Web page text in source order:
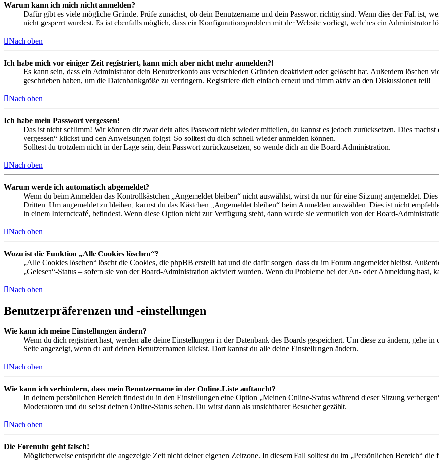
Warum kann ich mich nicht anmelden?
Dafür gibt es viele mögliche Gründe. Prüfe zunächst, ob dein Benutzername und dein Passwort richtig sind. Wenn dies der Fall ist,
nicht gesperrt wurdest. Es ist ebenfalls möglich, dass ein Konfigurationsproblem mit der Website vorliegt, welches ein Administrator
Nach oben
Ich habe mich vor einiger Zeit registriert, kann mich aber nicht mehr anmelden?!
Es kann sein, dass ein Administrator dein Benutzerkonto aus verschieden Gründen deaktiviert oder gelöscht hat. Außerdem löschen
geschrieben haben, um die Datenbankgröße zu verringern. Registriere dich einfach erneut und nimm aktiv an den Diskussionen teil!
Nach oben
Ich habe mein Passwort vergessen!
Das ist nicht schlimm! Wir können dir zwar dein altes Passwort nicht wieder mitteilen, du kannst es jedoch zurücksetzen. Dies
vergessen“ klickst und den Anweisungen folgst. So solltest du dich schnell wieder anmelden können.
Solltest du trotzdem nicht in der Lage sein, dein Passwort zurückzusetzen, so wende dich an die Board-Administration.
Nach oben
Warum werde ich automatisch abgemeldet?
Wenn du beim Anmelden das Kontrollkästchen „Angemeldet bleiben“ nicht auswählst, wirst du nur für eine Sitzung angemeldet.
Dritten. Um angemeldet zu bleiben, kannst du das Kästchen „Angemeldet bleiben“ beim Anmelden auswählen. Dies ist nicht
in einem Internetcafé, befindest. Wenn diese Option nicht zur Verfügung steht, dann wurde sie vermutlich von der Board-
Nach oben
Wozu ist die Funktion „Alle Cookies löschen“?
„Alle Cookies löschen“ löscht die Cookies, die phpBB erstellt hat und die dafür sorgen, dass du im Forum angemeldet bleibst.
„Gelesen“-Status – sofern sie von der Board-Administration aktiviert wurden. Wenn du Probleme bei der An- oder Abmeldung hast,
Nach oben
Benutzerpräferenzen und -einstellungen
Wie kann ich meine Einstellungen ändern?
Wenn du dich registriert hast, werden alle deine Einstellungen in der Datenbank des Boards gespeichert. Um diese zu ändern, gehe
Seite angezeigt, wenn du auf deinen Benutzernamen klickst. Dort kannst du alle deine Einstellungen ändern.
Nach oben
Wie kann ich verhindern, dass mein Benutzername in der Online-Liste auftaucht?
In deinem persönlichen Bereich findest du in den Einstellungen eine Option „Meinen Online-Status während dieser Sitzung
Moderatoren und du selbst deinen Online-Status sehen. Du wirst dann als unsichtbarer Besucher gezählt.
Nach oben
Die Forenuhr geht falsch!
Möglicherweise entspricht die angezeigte Zeit nicht deiner eigenen Zeitzone. In diesem Fall solltest du im „Persönlichen Bereich“